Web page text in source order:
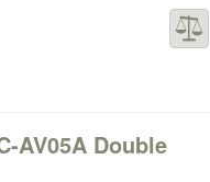
AV05A Double